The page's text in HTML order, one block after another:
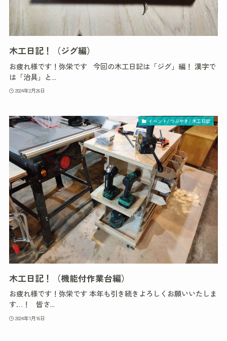
木工日記！（ジグ編）
お疲れ様です！弥栄です 今回の木工日記は「ジグ」編！ 漢字で
は「治具」と...
2024年2月26日
イベント/ つぶやき/ 木工日記
木工日記！（機能付作業台編）
お疲れ様です！弥栄です 本年も引き続きよろしくお願いいたしま
す…！ 皆さ...
2024年1月16日